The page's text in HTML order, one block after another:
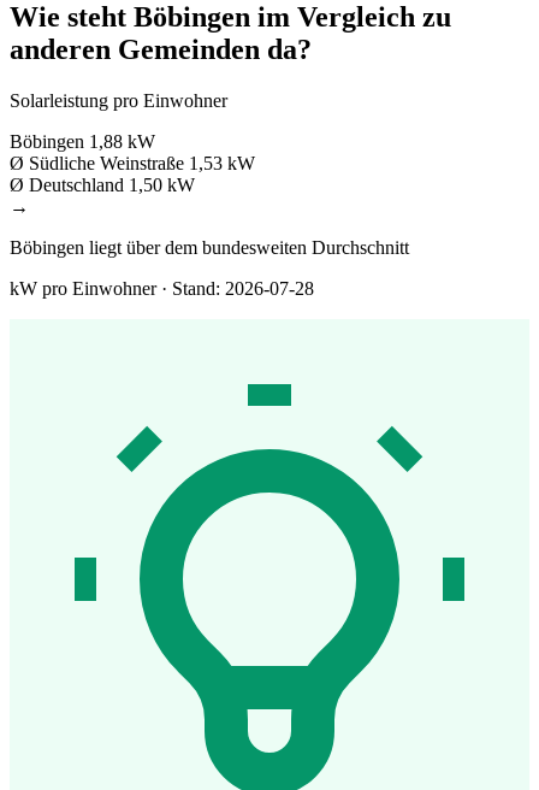
Wie steht Böbingen im Vergleich zu
anderen Gemeinden da?
Solarleistung pro Einwohner
Böbingen 1,88 kW
Ø Südliche Weinstraße 1,53 kW
Ø Deutschland 1,50 kW
→
Böbingen liegt über dem bundesweiten Durchschnitt
kW pro Einwohner · Stand: 2026-07-28